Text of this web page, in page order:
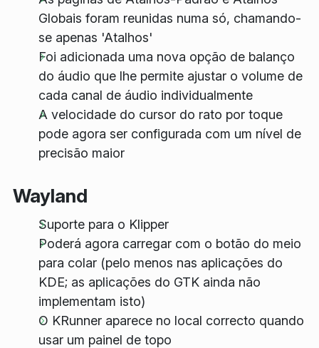
Globais foram reunidas numa só, chamando-
se apenas 'Atalhos'
Foi adicionada uma nova opção de balanço
do áudio que lhe permite ajustar o volume de
cada canal de áudio individualmente
A velocidade do cursor do rato por toque
pode agora ser configurada com um nível de
precisão maior
Wayland
Suporte para o Klipper
Poderá agora carregar com o botão do meio
para colar (pelo menos nas aplicações do
KDE; as aplicações do GTK ainda não
implementam isto)
O KRunner aparece no local correcto quando
usar um painel de topo